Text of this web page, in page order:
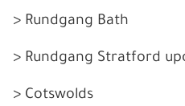
> Rundgang Bath
> Rundgang Stratford
> Cotswolds